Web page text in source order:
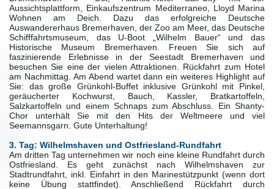
Aussichtsplattform, Einkaufszentrum Mediterraneo, Lloyd Marina
Wohnen am Deich. Dazu das erfolgreiche Deutsche
Auswandererhaus Bremerhaven, der Zoo am Meer, das Deutsche
Schifffahrtsmuseum, das U-Boot „Wilhelm Bauer“ und das
Historische Museum Bremerhaven. Freuen Sie sich auf
faszinierende Erlebnisse in der Seestadt Bremerhaven und
besuchen Sie eine der vielen Attraktionen. Rückfahrt zum Hotel
am Nachmittag. Am Abend wartet dann ein weiteres Highlight auf
Sie: das große Grünkohl-Buffet inklusive Grünkohl mit Pinkel,
geräucherter Kochwurst, Bauch, Kassler, Bratkartoffeln,
Salzkartoffeln und einem Schnaps zum Abschluss. Ein Shanty-
Chor unterhält Sie mit den Hits der Weltmeere und viel
Seemannsgarn. Gute Unterhaltung!
3. Tag: Wilhelmshaven und Ostfriesland-Rundfahrt
Am dritten Tag unternehmen wir noch eine kleine Rundfahrt durch
Ostfriesland. Es geht zunächst nach Wilhelmshaven zur
Stadtrundfahrt, inkl. Einfahrt in den Marinestützpunkt (wenn dort
keine Übung stattfindet). Anschließend Rückfahrt durch